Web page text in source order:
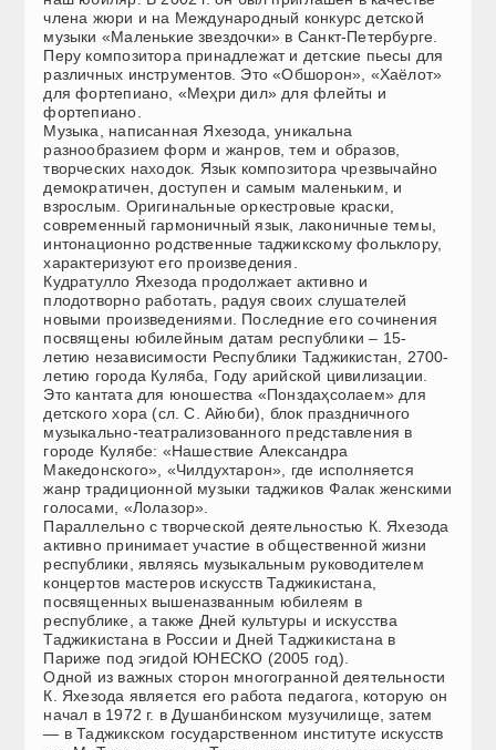
члена жюри и на Международный конкурс детской
музыки «Маленькие звездочки» в Санкт-Петербурге.
Перу композитора принадлежат и детские пьесы для
различных инструментов. Это «Обшорон», «Хаёлот»
для фортепиано, «Меҳри дил» для флейты и
фортепиано.
Музыка, написанная Яхезода, уникальна
разнообразием форм и жанров, тем и образов,
творческих находок. Язык композитора чрезвычайно
демократичен, доступен и самым маленьким, и
взрослым. Оригинальные оркестровые краски,
современный гармоничный язык, лаконичные темы,
интонационно родственные таджикскому фольклору,
характеризуют его произведения.
Кудратулло Яхезода продолжает активно и
плодотворно работать, радуя своих слушателей
новыми произведениями. Последние его сочинения
посвящены юбилейным датам республики – 15-
летию независимости Республики Таджикистан, 2700-
летию города Куляба, Году арийской цивилизации.
Это кантата для юношества «Понздаҳсолаем» для
детского хора (сл. С. Айюби), блок праздничного
музыкально-театрализованного представления в
городе Кулябе: «Нашествие Александра
Македонского», «Чилдухтарон», где исполняется
жанр традиционной музыки таджиков Фалак женскими
голосами, «Лолазор».
Параллельно с творческой деятельностью К. Яхезода
активно принимает участие в общественной жизни
республики, являясь музыкальным руководителем
концертов мастеров искусств Таджикистана,
посвященных вышеназванным юбилеям в
республике, а также Дней культуры и искусства
Таджикистана в России и Дней Таджикистана в
Париже под эгидой ЮНЕСКО (2005 год).
Одной из важных сторон многогранной деятельности
К. Яхезода является его работа педагога, которую он
начал в 1972 г. в Душанбинском музучилище, затем
— в Таджикском государственном институте искусств